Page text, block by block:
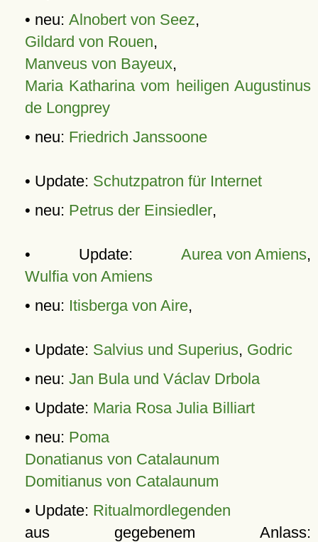
• neu: Alnobert von Seez,
Gildard von Rouen,
Manveus von Bayeux,
Maria Katharina vom heiligen Augustinus
de Longprey
• neu: Friedrich Janssoone
• Update: Schutzpatron für Internet
• neu: Petrus der Einsiedler,
• Update: Aurea von Amiens,
Wulfia von Amiens
• neu: Itisberga von Aire,
• Update: Salvius und Superius, Godric
• neu: Jan Bula und Václav Drbola
• Update: Maria Rosa Julia Billiart
• neu: Poma
Donatianus von Catalaunum
Domitianus von Catalaunum
• Update: Ritualmordlegenden
aus gegebenem Anlass: